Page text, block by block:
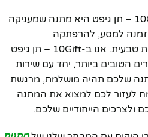
מ-10Gift – תן גיפט היא מתנה שמעניקה
למסע, להרפתקה
אינטלקטואלית ולפיתוח סקרנות טבעית. אנו ב-10Gift – תן גיפט
הטובים ביותר, יחד עם שירות
שלכם תהיה מושלמת, מרגשת
לעזור לכם למצוא את המתנה
הייחודיים שלכם.